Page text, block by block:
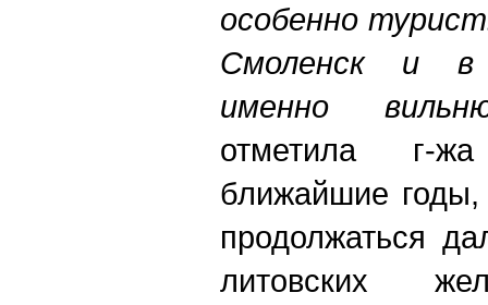
особенно
Смоленск и в
именно
отметила г-
ближайшие
продолжаться
литовских